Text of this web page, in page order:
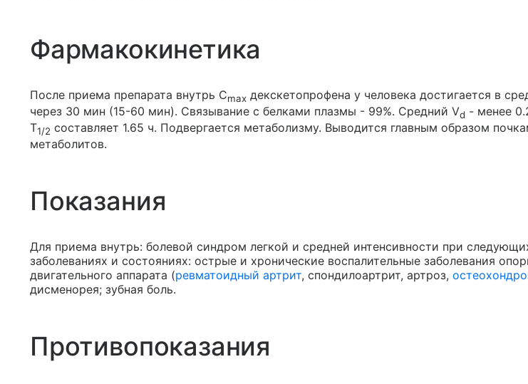
Фармакокинетика
После приема препарата внутрь Cmax декскетопрофена у человека достигается в
через 30 мин (15-60 мин). Связывание с белками плазмы - 99%. Средний Vd - менее
T1/2 составляет 1.65 ч. Подвергается метаболизму. Выводится главным образом
метаболитов.
Показания
Для приема внутрь: болевой синдром легкой и средней интенсивности при
заболеваниях и состояниях: острые и хронические воспалительные заболевания
двигательного аппарата (ревматоидный артрит, спондилоартрит, артроз,
дисменорея; зубная боль.
Противопоказания